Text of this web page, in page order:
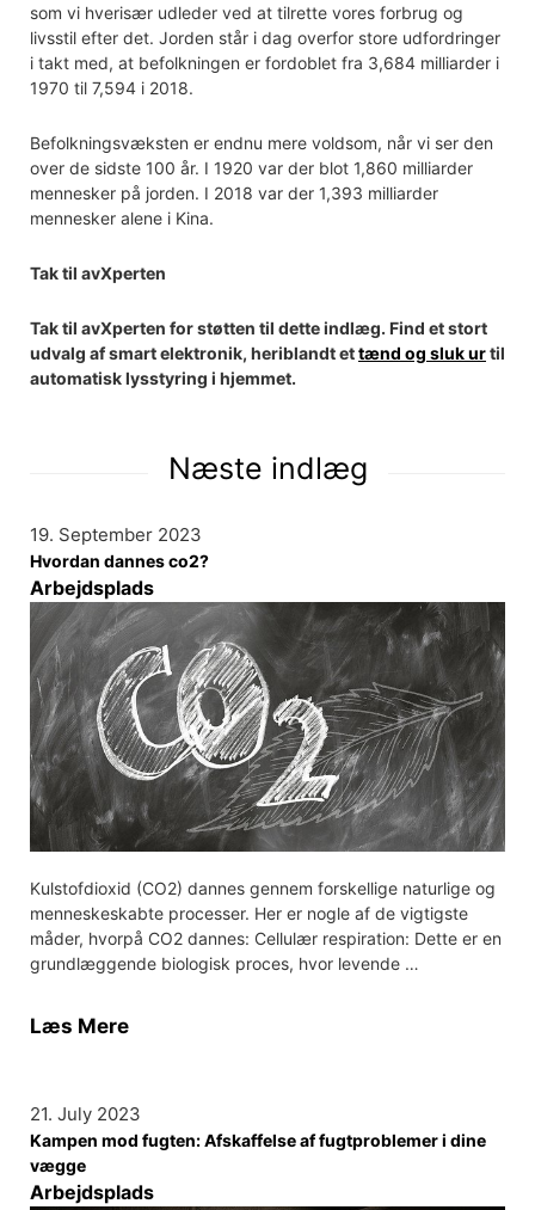
som vi hverisær udleder ved at tilrette vores forbrug og
livsstil efter det. Jorden står i dag overfor store udfordringer
i takt med, at befolkningen er fordoblet fra 3,684 milliarder i
1970 til 7,594 i 2018.
Befolkningsvæksten er endnu mere voldsom, når vi ser den
over de sidste 100 år. I 1920 var der blot 1,860 milliarder
mennesker på jorden. I 2018 var der 1,393 milliarder
mennesker alene i Kina.
Tak til avXperten
Tak til avXperten for støtten til dette indlæg. Find et stort
udvalg af smart elektronik, heriblandt ettænd og sluk urtil
automatisk lysstyring i hjemmet.
Næste indlæg
19. September 2023
Hvordan dannes co2?
Arbejdsplads
Kulstofdioxid (CO2) dannes gennem forskellige naturlige og
menneskeskabte processer. Her er nogle af de vigtigste
måder, hvorpå CO2 dannes: Cellulær respiration: Dette er en
grundlæggende biologisk proces, hvor levende …
Læs Mere
21. July 2023
Kampen mod fugten: Afskaffelse af fugtproblemer i dine
vægge
Arbejdsplads